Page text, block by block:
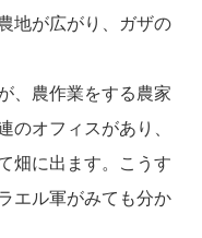
地が広がり、ガザの
、農作業をする農家
のオフィスがあり、
畑に出ます。こうす
エル軍がみても分か